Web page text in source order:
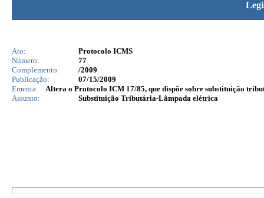
Ato:
Protocolo ICMS
Número:
77
Complemento:
/2009
Publicação:
07/15/2009
Ementa:
Altera o Protocolo ICM 17/85, que dispõe sobre substituição
Assunto:
Substituição Tributária-Lâmpada elétrica